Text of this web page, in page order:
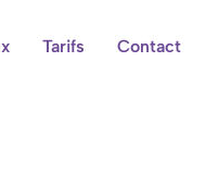
Tarifs Contact